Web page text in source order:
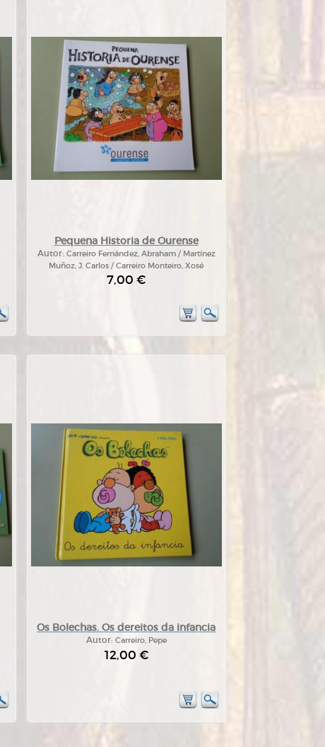
Pequena Historia de Ourense
Autor: Carreiro Fernández, Abraham / Martínez
Muñoz, J. Carlos / Carreiro Monteiro, Xosé
7,00 €
Os Bolechas. Os dereitos da infancia
Autor: Carreiro, Pepe
12,00 €